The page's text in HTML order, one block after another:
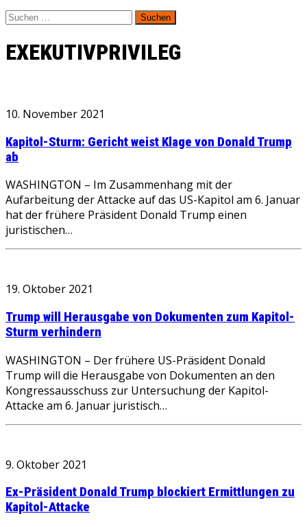
Suchen
nach:
EXEKUTIVPRIVILEG
10. November 2021
Kapitol-Sturm: Gericht weist Klage von Donald Trump
ab
WASHINGTON – Im Zusammenhang mit der
Aufarbeitung der Attacke auf das US-Kapitol am 6. Januar
hat der frühere Präsident Donald Trump einen
juristischen…
19. Oktober 2021
Trump will Herausgabe von Dokumenten zum Kapitol-
Sturm verhindern
WASHINGTON – Der frühere US-Präsident Donald
Trump will die Herausgabe von Dokumenten an den
Kongressausschuss zur Untersuchung der Kapitol-
Attacke am 6. Januar juristisch…
9. Oktober 2021
Ex-Präsident Donald Trump blockiert Ermittlungen zu
Kapitol-Attacke